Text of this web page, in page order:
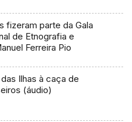
fizeram parte da Gala
de Etnografia e
Ferreira Pio
Ilhas à caça de
(áudio)